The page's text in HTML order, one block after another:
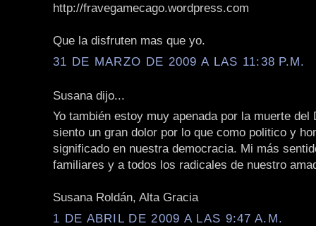
http://fravegamecago.wordpress.com
Que la disfruten mas que yo.
31 DE MARZO DE 2009 A LAS 11:38 P.M.
Susana dijo...
Yo también estoy muy apenada por la muerte del
siento un gran dolor por lo que como politico y
significado en nuestra democracia. Mi más
familiares y a todos los radicales de nuestro
Susana Roldán, Alta Gracia
1 DE ABRIL DE 2009 A LAS 9:47 A.M.